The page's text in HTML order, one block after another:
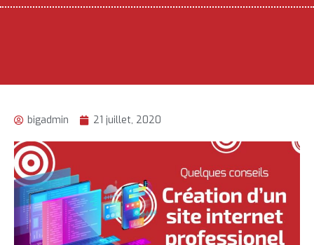
bigadmin 21 juillet, 2020